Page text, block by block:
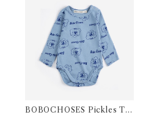
BOBOCHOSES Pickles Th